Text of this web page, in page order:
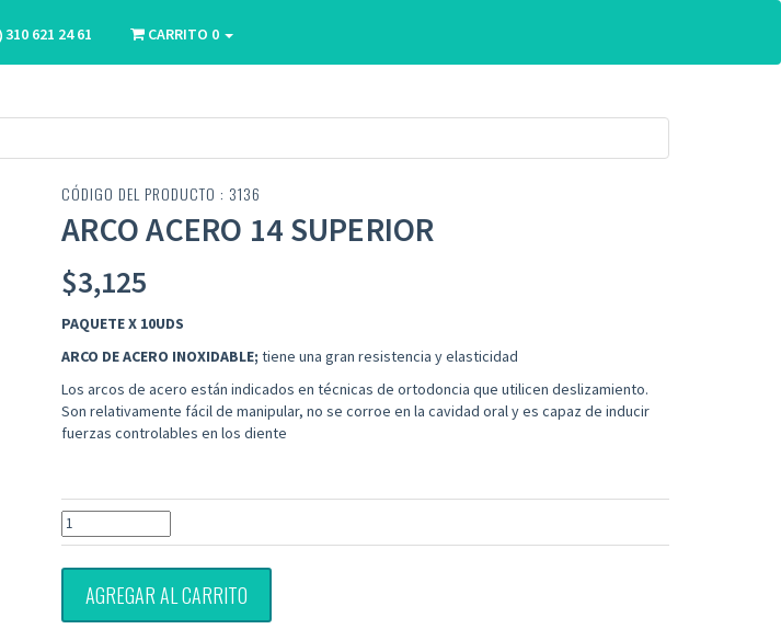
310 621 24 61 CARRITO 0
CÓDIGO DEL PRODUCTO : 3136
ARCO ACERO 14 SUPERIOR
$3,125
PAQUETE X 10UDS
ARCO DEACERO INOXIDABLE; tiene una gran resistencia y elasticidad
Los arcos de acero están indicados en técnicas de ortodoncia que utilicen deslizamiento.
Son relativamente fácil de manipular, no se corroe en la cavidad oral y es capaz de inducir
fuerzas controlables en los diente
AGREGAR AL CARRITO